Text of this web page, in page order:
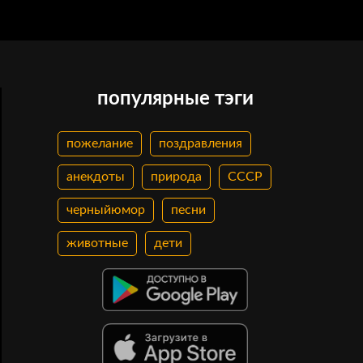
популярные тэги
пожелание поздравления
анекдоты природа СССР
черныйюмор песни
животные дети